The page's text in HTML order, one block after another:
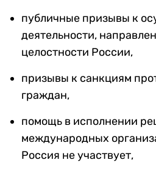
публичные призывы к
деятельности,
целостности России,
призывы к санкциям
граждан,
помощь в исполнении
международных
Россия не участвует,